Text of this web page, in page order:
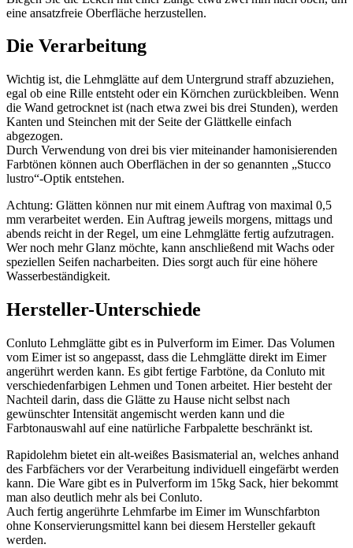
eine ansatzfreie Oberfläche herzustellen.
Die Verarbeitung
Wichtig ist, die Lehmglätte auf dem Untergrund straff abzuziehen,
egal ob eine Rille entsteht oder ein Körnchen zurückbleiben. Wenn
die Wand getrocknet ist (nach etwa zwei bis drei Stunden), werden
Kanten und Steinchen mit der Seite der Glättkelle einfach
abgezogen.
Durch Verwendung von drei bis vier miteinander hamonisierenden
Farbtönen können auch Oberflächen in der so genannten „Stucco
lustro“-Optik entstehen.
Achtung: Glätten können nur mit einem Auftrag von maximal 0,5
mm verarbeitet werden. Ein Auftrag jeweils morgens, mittags und
abends reicht in der Regel, um eine Lehmglätte fertig aufzutragen.
Wer noch mehr Glanz möchte, kann anschließend mit Wachs oder
speziellen Seifen nacharbeiten. Dies sorgt auch für eine höhere
Wasserbeständigkeit.
Hersteller-Unterschiede
Conluto Lehmglätte gibt es in Pulverform im Eimer. Das Volumen
vom Eimer ist so angepasst, dass die Lehmglätte direkt im Eimer
angerührt werden kann. Es gibt fertige Farbtöne, da Conluto mit
verschiedenfarbigen Lehmen und Tonen arbeitet. Hier besteht der
Nachteil darin, dass die Glätte zu Hause nicht selbst nach
gewünschter Intensität angemischt werden kann und die
Farbtonauswahl auf eine natürliche Farbpalette beschränkt ist.
Rapidolehm bietet ein alt-weißes Basismaterial an, welches anhand
des Farbfächers vor der Verarbeitung individuell eingefärbt werden
kann. Die Ware gibt es in Pulverform im 15kg Sack, hier bekommt
man also deutlich mehr als bei Conluto.
Auch fertig angerührte Lehmfarbe im Eimer im Wunschfarbton
ohne Konservierungsmittel kann bei diesem Hersteller gekauft
werden.